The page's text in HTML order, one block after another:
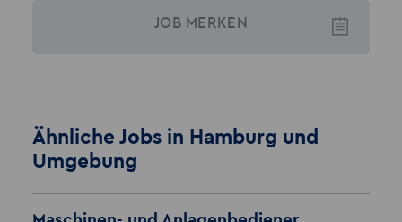
JOB MERKEN
Ähnliche Jobs in Hamburg und
Umgebung